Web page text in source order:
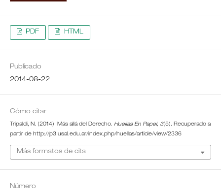
PDF HTML
Publicado
2014-08-22
Cómo citar
Tripaldi, N. (2014). Más allá del Derecho. Huellas En Papel, 3(5). Recuperado a
partir de http://p3.usal.edu.ar/index.php/huellas/article/view/2336
Más formatos de cita
Número